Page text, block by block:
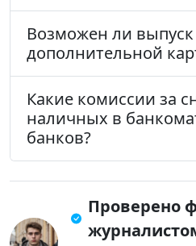
Возможен ли выпуск
дополнительной
Какие комиссии за
наличных в
банков?
Проверено